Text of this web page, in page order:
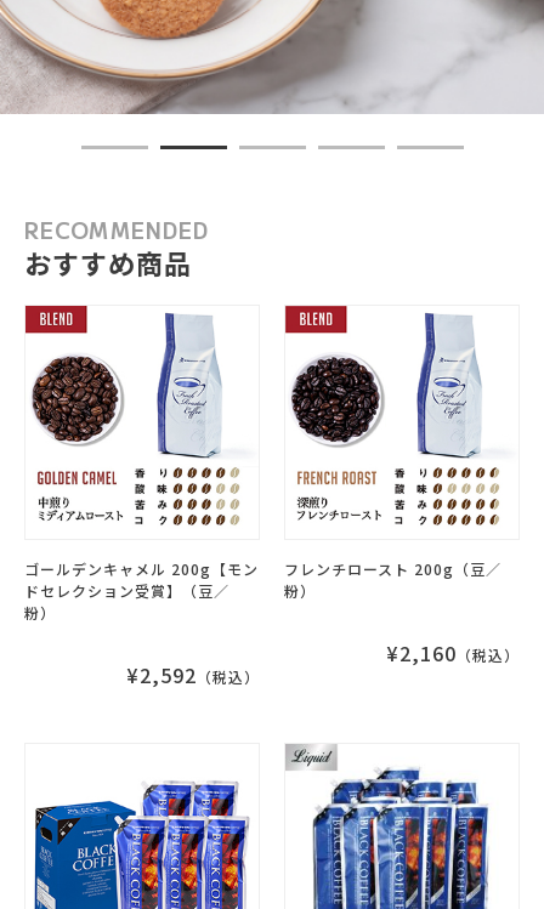
RECOMMENDED
おすすめ商品
ゴールデンキャメル 200g【モン
ドセレクション受賞】（豆／
粉）
¥2,592 （税込）
フレンチロースト 200g（豆／
粉）
¥2,160 （税込）